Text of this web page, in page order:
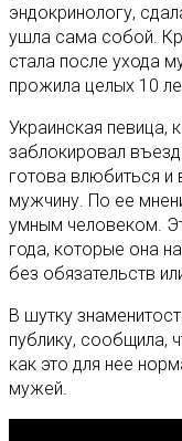
эндокринологу,
ушла сама собой.
стала после ухода
прожила целых 10
Украинская певица,
заблокировал
готова влюбиться и
мужчину. По ее
умным человеком.
года, которые она
без обязательств
В шутку
публику, сообщила,
как это для нее
мужей.